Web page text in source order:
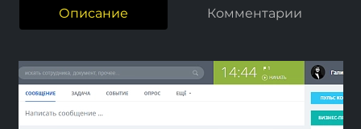
Описание Комментарии